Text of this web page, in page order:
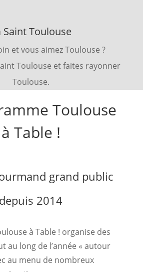
Saint Toulouse
et vous aimez Toulouse ?
Toulouse et faites rayonner
Toulouse.
Toulouse
à Table !
grand public
depuis 2014
à Table ! organise des
au long de l’année « autour
au menu de nombreux